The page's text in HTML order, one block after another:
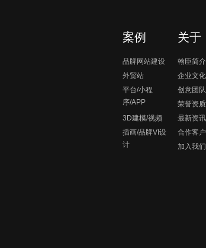
案例
品牌网站建设
外贸站
平台/小程
序/APP
3D建模/视频
插画/品牌VI设
计
关于
翰臣简介
企业文化
创意团队
荣誉资质
最新资讯
合作客户
加入我们